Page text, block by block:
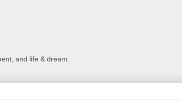
and life & dream.